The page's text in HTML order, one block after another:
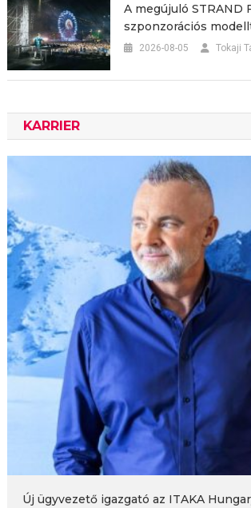
A megújuló STRAND
szponzorációs
2026-08-05 Tokaji
KARRIER
Új ügyvezető igazgató az ITAKA